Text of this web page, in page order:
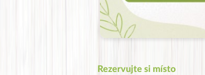
Rezervujte si místo